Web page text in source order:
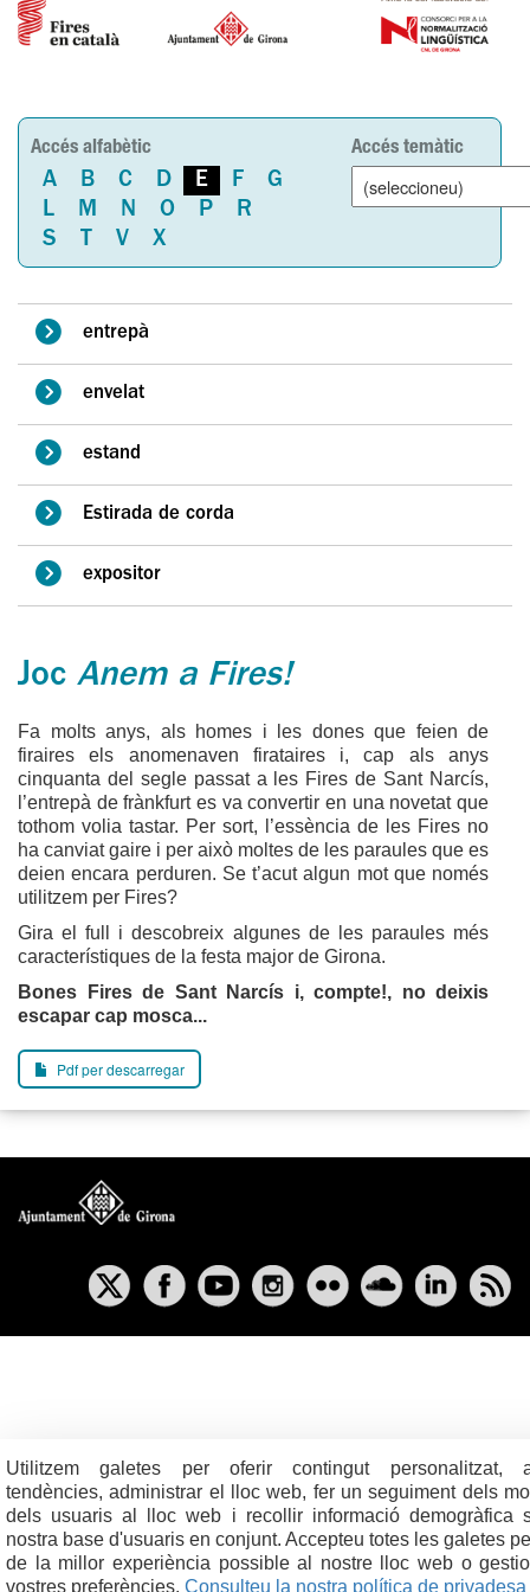
Accés alfabètic
A B C D E F
G
L
M N O P
R
S
T V X
Accés temàtic
entrepà
envelat
estand
Estirada de corda
expositor
Joc Anem a Fires!
Fa molts anys, als homes i les dones que feien de
firaires els anomenaven firataires i, cap als anys
cinquanta del segle passat a les Fires de Sant Narcís,
l’entrepà de frànkfurt es va convertir en una novetat que
tothom volia tastar. Per sort, l’essència de les Fires no
ha canviat gaire i per això moltes de les paraules que es
deien encara perduren. Se t’acut algun mot que només
utilitzem per Fires?
Gira el full i descobreix algunes de les paraules més
característiques de la festa major de Girona.
Bones Fires de Sant Narcís i, compte!, no deixis
escapar cap mosca...
Pdf per descarregar
Utilitzem galetes per oferir contingut personalitzat,
tendències, administrar el lloc web, fer un seguiment dels
dels usuaris al lloc web i recollir informació demogràfica
nostra base d'usuaris en conjunt. Accepteu totes les galetes
de la millor experiència possible al nostre lloc web o
vostres preferències. Consulteu la nostra política de privadesa